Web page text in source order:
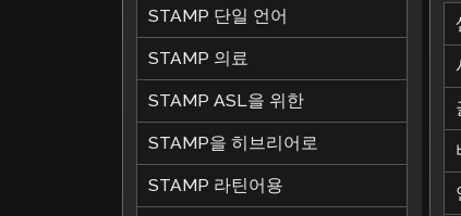
STAMP 단일 언어
STAMP 의료
STAMP ASL을 위한
STAMP을 히브리어로
STAMP 라틴어용